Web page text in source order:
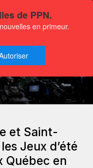
et Saint-
Jeux d’été
Québec en
de PPN.
en primeur.